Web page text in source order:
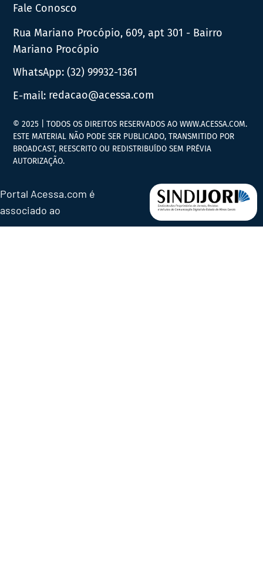
Fale Conosco
Rua Mariano Procópio, 609, apt 301 - Bairro
Mariano Procópio
WhatsApp:(32) 99932-1361
E-mail: redacao@acessa.com
© 2025 | TODOS OS DIREITOS RESERVADOS AO WWW.ACESSA.COM.
ESTE MATERIAL NÃO PODE SER PUBLICADO, TRANSMITIDO POR
BROADCAST, REESCRITO OU REDISTRIBUÍDO SEM PRÉVIA
AUTORIZAÇÃO.
Portal Acessa.com é
associado ao